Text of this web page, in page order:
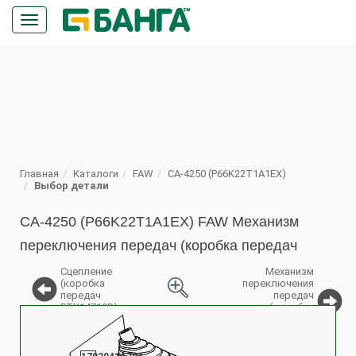
Кнопка
меню
Главная Каталоги FAW
CA-4250 (P66K22T1A1EX)
Выбор детали
CA-4250 (P66K22T1A1EX) FAW Механизм
переключения передач (коробка передач
Сцепление
(коробка
передач
RTX14710B)
Механизм
переключения
передач
(коробка